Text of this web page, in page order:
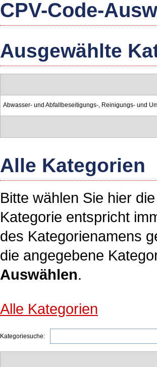
CPV-Code-
Ausgewählte
Abwasser- und Abfallbeseitigungs-, Reinigungs- und
Alle Kategorien
Bitte wählen Sie hier
Kategorie entspricht
des Kategorienamens
die angegebene
Auswählen.
Alle Kategorien
Kategoriesuche: